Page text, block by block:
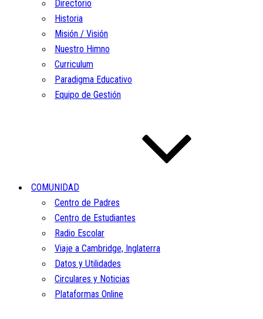
Directorio
Historia
Misión / Visión
Nuestro Himno
Curriculum
Paradigma Educativo
Equipo de Gestión
COMUNIDAD
Centro de Padres
Centro de Estudiantes
Radio Escolar
Viaje a Cambridge, Inglaterra
Datos y Utilidades
Circulares y Noticias
Plataformas Online